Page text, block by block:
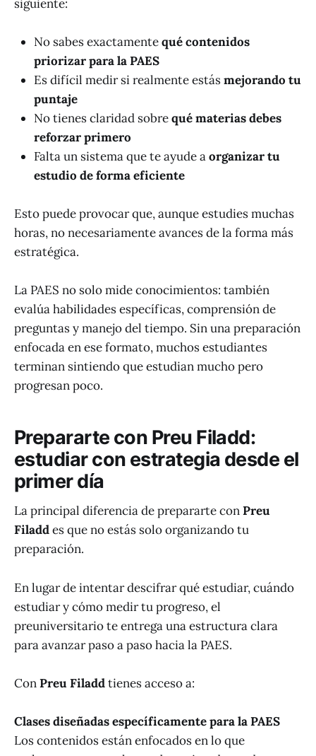
siguiente:
No sabes exactamentequé contenidos
priorizar para la PAES
Es difícil medir si realmente estásmejorando tu
puntaje
No tienes claridad sobrequé materias debes
reforzar primero
Falta un sistema que te ayude aorganizar tu
estudio de forma eficiente
Esto puede provocar que, aunque estudies muchas
horas, no necesariamente avances de la forma más
estratégica.
La PAES no solo mide conocimientos: también
evalúa habilidades específicas, comprensión de
preguntas y manejo del tiempo. Sin una preparación
enfocada en ese formato, muchos estudiantes
terminan sintiendo que estudian mucho pero
progresan poco.
Prepararte con Preu Filadd:
estudiar con estrategia desde el
primer día
La principal diferencia de prepararte conPreu
Filaddes que no estás solo organizando tu
preparación.
En lugar de intentar descifrar qué estudiar, cuándo
estudiar y cómo medir tu progreso, el
preuniversitario te entrega una estructura clara
para avanzar paso a paso hacia la PAES.
ConPreu Filaddtienes acceso a:
Clases diseñadas específicamente para la PAES
Los contenidos están enfocados en lo que